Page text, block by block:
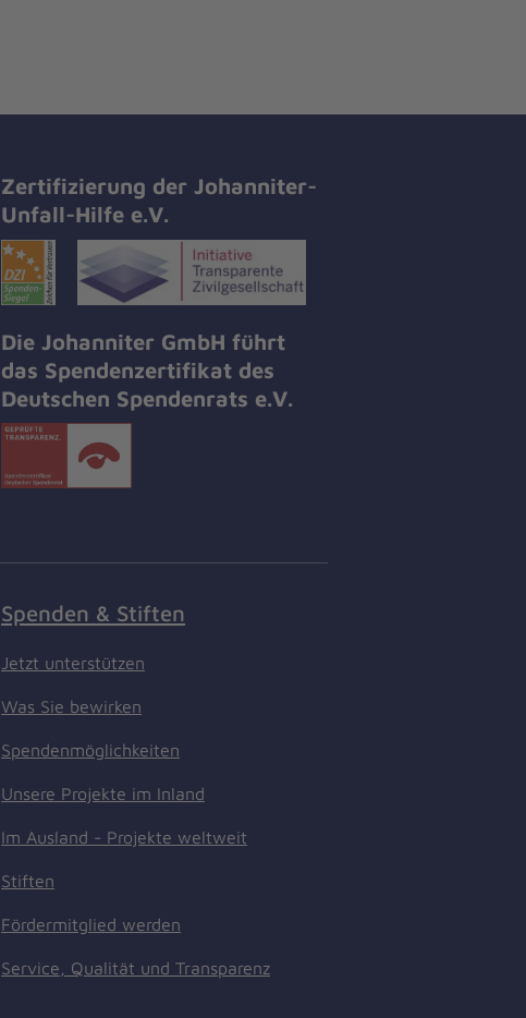
Zertifizierung der Johanniter-
Unfall-Hilfe e.V.
Die Johanniter GmbH führt
das Spendenzertifikat des
Deutschen Spendenrats e.V.
Spenden & Stiften
Jetzt unterstützen
Was Sie bewirken
Spendenmöglichkeiten
Unsere Projekte im Inland
Im Ausland - Projekte weltweit
Stiften
Fördermitglied werden
Service, Qualität und Transparenz